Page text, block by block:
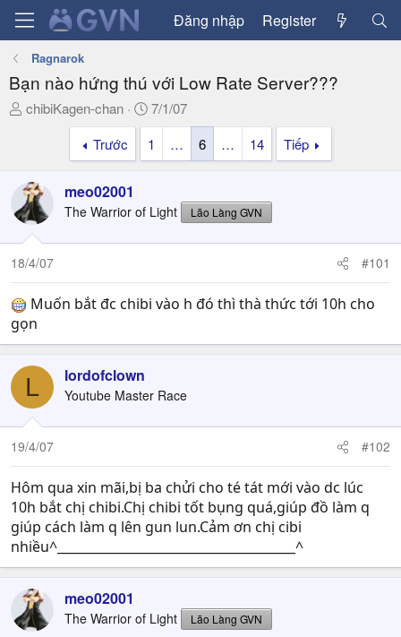
Đăng nhập Register
Ragnarok
Bạn nào hứng thú với Low Rate Server???
T
a
d
s
t
a
e
r
chibiKagen-chan
N
g
à
y
i
7/1/07
Trước
1 … 6 … 14 Tiếp
meo02001
The Warrior of Light Lão Làng GVN
18/4/07 #101
Muốn bắt đc chibi vào h đó thì thà thức tới 10h cho
gọn
L lordofclown
Youtube Master Race
19/4/07 #102
Hôm qua xin mãi,bị ba chửi cho té tát mới vào dc lúc
10h bắt chị chibi.Chị chibi tốt bụng quá,giúp đồ làm q
giúp cách làm q lên gun lun.Cảm ơn chị cibi
nhiều^______________________________________^
meo02001
The Warrior of Light Lão Làng GVN